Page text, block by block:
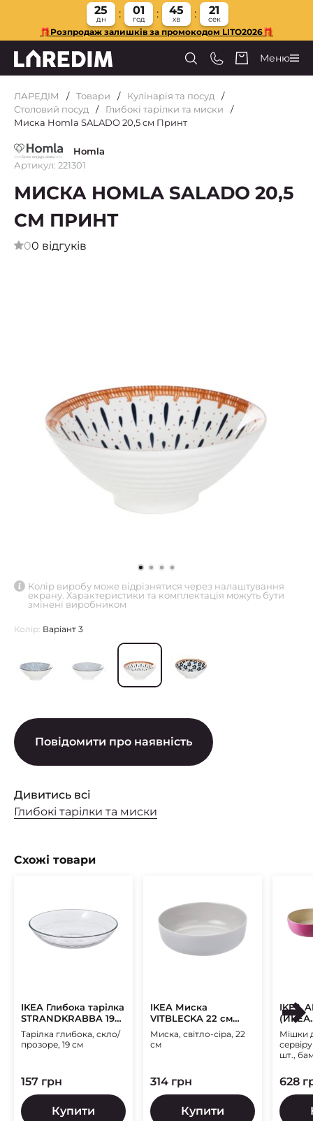
25
дн
01
год
45
хв
21
сек
🎁Розпродаж залишків за промокодом LITO2026🎁
Меню
ЛАРЕДІМ Товари
Кулінарія та посуд
Столовий посуд
Глибокі тарілки та миски
Миска Homla SALADO 20,5 см Принт
Homla
Артикул: 221301
МИСКА HOMLA SALADO 20,5
СМ ПРИНТ
00 відгуків
Колір виробу може відрізнятися через налаштування
екрану. Характеристики та комплектація можуть бути
змінені виробником
Колір: Варіант 3
Повідомити про наявність
Дивитись всі
Глибокі тарілки та миски
Схожі товари
IKEA Глибока тарілка
STRANDKRABBA 19
см Прозорий (ИКЕА
СТРАНДКРАББ)
Тарілка глибока, скло/
прозоре, 19 см
157 грн
Купити
IKEA Миска
VITBLECKA 22 см
Світло-сірий (ИКЕА
ВИТБЛЕЦКАЯ)
Миска, світло-сіра, 22
см
314 грн
Купити
IKEA
(ИКЕА
Мішки
шт.,
628